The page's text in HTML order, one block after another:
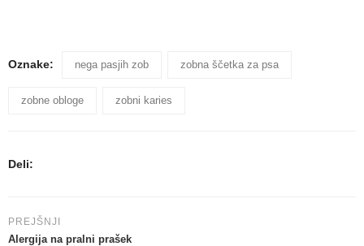
Oznake: nega pasjih zob zobna ščetka za psa
zobne obloge zobni karies
Deli:
PREJŠNJI
Alergija na pralni prašek